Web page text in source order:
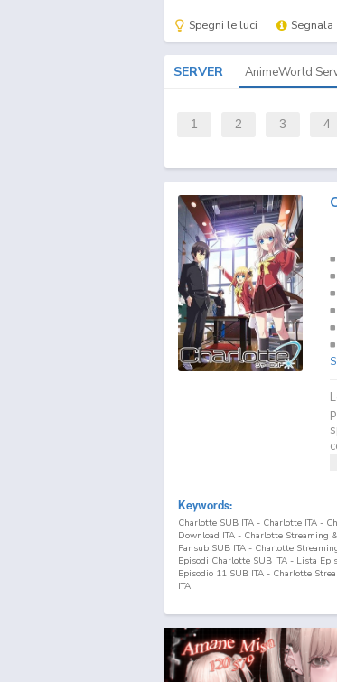
Spegni le luci Segnala
SERVER AnimeWorld
1 2 3 4
Keywords:
Charlotte SUB ITA - Charlotte ITA -
Download ITA - Charlotte Streaming
Fansub SUB ITA - Charlotte
Episodi Charlotte SUB ITA - Lista
Episodio 11 SUB ITA - Charlotte
ITA